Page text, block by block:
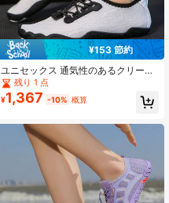
¥153 節約
ユニセックス 通気性のあるクリーク
シューズ、水泳、ビーチハイキン
グ、アウトドアアクティビティ、室
内フィットネス、ヨガ、トレッドミ
ビクス運動に適しています
残り 1 点
¥1,367 -10% 概算